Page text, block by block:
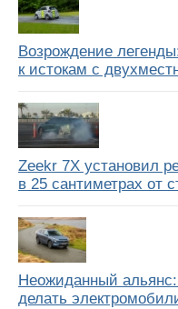
Возрождение
к истокам с
Zeekr 7X установил
в 25 сантиметрах от
Неожиданный
делать